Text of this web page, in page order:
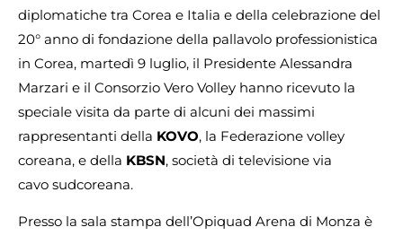
diplomatiche tra Corea e Italia e della celebrazione del
20° anno di fondazione della pallavolo professionistica
in Corea, martedì 9 luglio, il Presidente Alessandra
Marzari e il Consorzio Vero Volley hanno ricevuto la
speciale visita da parte di alcuni dei massimi
rappresentanti della KOVO, la Federazione volley
coreana, e della KBSN, società di televisione via
cavo sudcoreana.
Presso la sala stampa dell’Opiquad Arena di Monza è